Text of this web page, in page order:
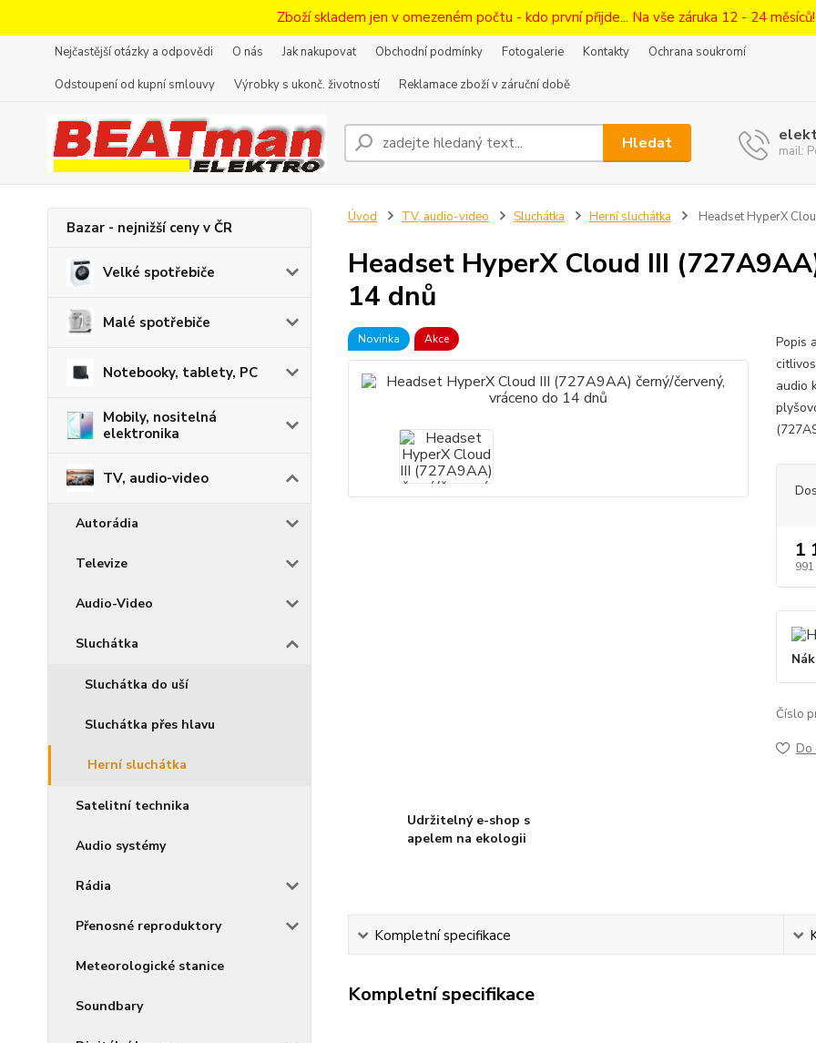
Zboží skladem jen v omezeném počtu - kdo první přijde... Na vše záruka 12 - 24
Nejčastější otázky a odpovědi O nás Jak nakupovat Obchodní podmínky Fotogalerie Kontakty
Ochrana soukromí
Odstoupení od kupní smlouvy
Výrobky s ukonč. životností Reklamace zboží v záruční době
Hledat mail:
Bazar - nejnižší ceny v ČR
Velké spotřebiče
Malé spotřebiče
Notebooky, tablety, PC
Mobily, nositelná
elektronika
TV, audio-video
Autorádia
Televize
Audio-Video
Sluchátka
Sluchátka do uší
Sluchátka přes hlavu
Herní sluchátka
Satelitní technika
Audio systémy
Rádia
Přenosné reproduktory
Meteorologické stanice
Soundbary
Úvod TV, audio-video Sluchátka Herní sluchátka Headset HyperX
Headset HyperX Cloud III
14 dnů
Novinka Akce
Popis
audio
1
991
Číslo
Do
Udržitelný e-shop s
apelem na ekologii
Kompletní specifikace
Kompletní specifikace